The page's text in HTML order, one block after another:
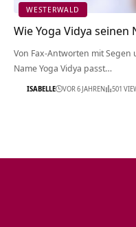
WESTERWALD
Wie Yoga Vidya seinen
Von Fax-Antworten mit
Name Yoga Vidya passt…
ISABELLE VOR 6 JAHREN 501